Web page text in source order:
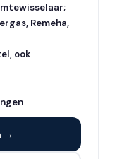
Remeha,
ook
→